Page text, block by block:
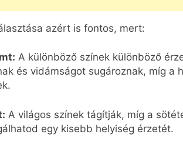
azért is fontos, mert:
A különböző színek különböző
és vidámságot sugároznak, míg a
A világos színek tágítják, míg a
egy kisebb helyiség érzetét.